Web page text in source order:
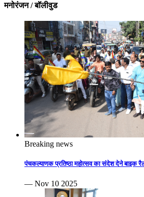
मनोरंजन / बॉलीवुड
Breaking news
पंचकल्याणक प्रतिष्ठा महोत्सव का संदेश देने बाइक
— Nov 10 2025